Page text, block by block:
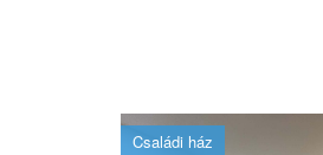
Családi ház